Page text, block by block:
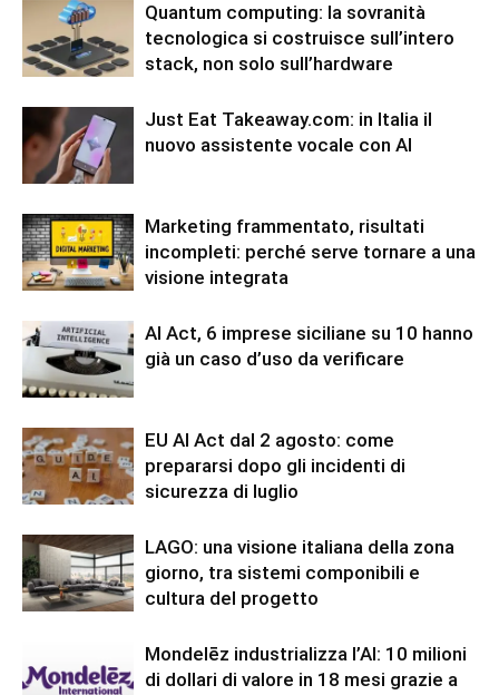
Quantum computing: la sovranità
tecnologica si costruisce sull’intero
stack, non solo sull’hardware
Just Eat Takeaway.com: in Italia il
nuovo assistente vocale con AI
Marketing frammentato, risultati
incompleti: perché serve tornare a una
visione integrata
AI Act, 6 imprese siciliane su 10 hanno
già un caso d’uso da verificare
EU AI Act dal 2 agosto: come
prepararsi dopo gli incidenti di
sicurezza di luglio
LAGO: una visione italiana della zona
giorno, tra sistemi componibili e
cultura del progetto
Mondelēz industrializza l’AI: 10 milioni
di dollari di valore in 18 mesi grazie a